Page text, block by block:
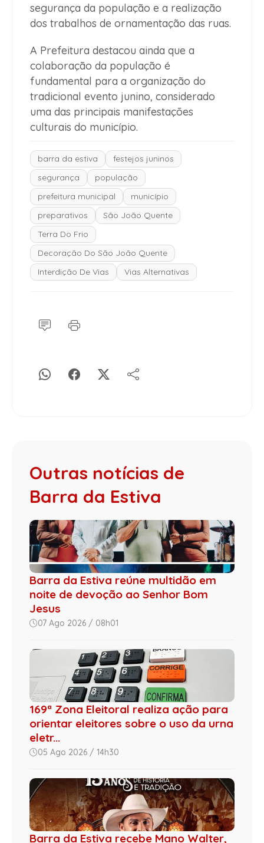
segurança da população e a realização
dos trabalhos de ornamentação das ruas.
A Prefeitura destacou ainda que a
colaboração da população é
fundamental para a organização do
tradicional evento junino, considerado
uma das principais manifestações
culturais do município.
barra da estiva
festejos juninos
segurança
população
prefeitura municipal
município
preparativos
São João Quente
Terra Do Frio
Decoração Do São João Quente
Interdição De Vias
Vias Alternativas
Outras notícias de
Barra da Estiva
Barra da Estiva reúne multidão em
noite de devoção ao Senhor Bom
Jesus
07 Ago 2026 / 08h01
169ª Zona Eleitoral realiza ação para
orientar eleitores sobre o uso da urna
eletr...
05 Ago 2026 / 14h30
Barra da Estiva recebe Mano Walter,